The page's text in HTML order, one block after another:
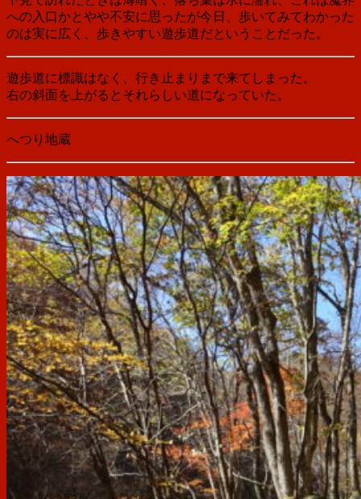
への入口かとやや不安に思ったが今日、歩いてみてわかった
のは実に広く、歩きやすい遊歩道だということだった。
遊歩道に標識はなく、行き止まりまで来てしまった。
右の斜面を上がるとそれらしい道になっていた。
へつり地蔵